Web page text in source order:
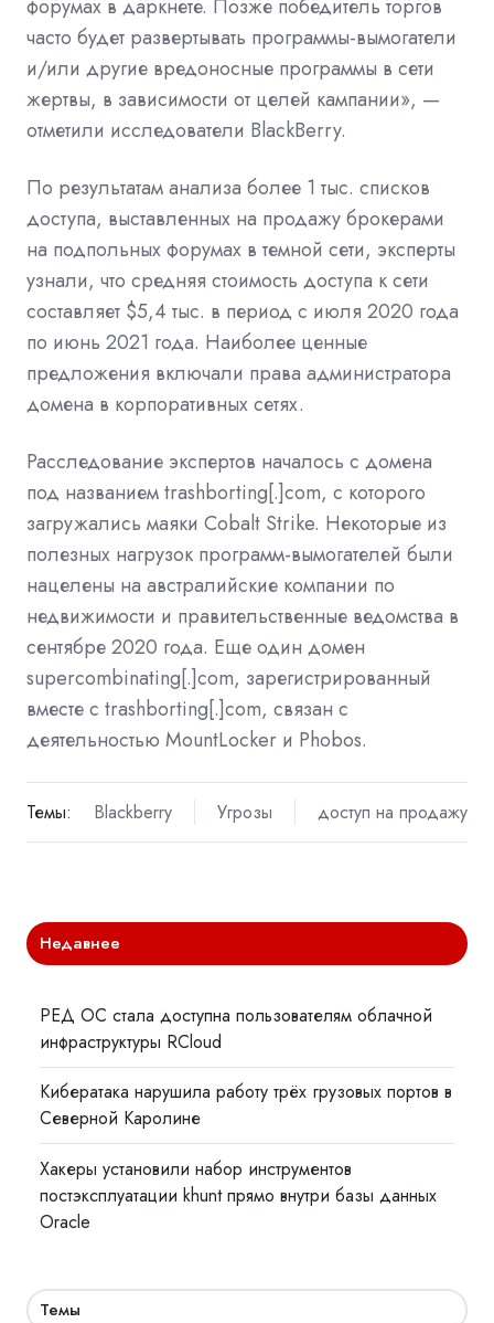
форумах в даркнете. Позже победитель торгов
часто будет развертывать программы-вымогатели
и/или другие вредоносные программы в сети
жертвы, в зависимости от целей кампании», —
отметили исследователи BlackBerry.
По результатам анализа более 1 тыс. списков
доступа, выставленных на продажу брокерами
на подпольных форумах в темной сети, эксперты
узнали, что средняя стоимость доступа к сети
составляет $5,4 тыс. в период с июля 2020 года
по июнь 2021 года. Наиболее ценные
предложения включали права администратора
домена в корпоративных сетях.
Расследование экспертов началось с домена
под названием trashborting[.]com, с которого
загружались маяки Cobalt Strike. Некоторые из
полезных нагрузок программ-вымогателей были
нацелены на австралийские компании по
недвижимости и правительственные ведомства в
сентябре 2020 года. Еще один домен
supercombinating[.]com, зарегистрированный
вместе с trashborting[.]com, связан с
деятельностью MountLocker и Phobos.
Темы: Blackberry Угрозы доступ на продажу
Недавнее
РЕД ОС стала доступна пользователям облачной
инфраструктуры RCloud
Кибератака нарушила работу трёх грузовых портов в
Северной Каролине
Хакеры установили набор инструментов
постэксплуатации khunt прямо внутри базы данных
Oracle
Темы